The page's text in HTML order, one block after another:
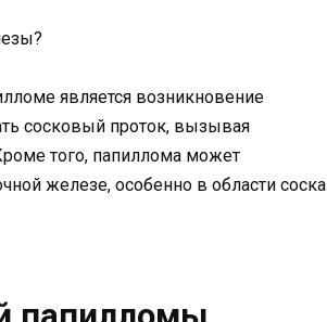
является возникновение
сосковый проток, вызывая
того, папиллома может
железе, особенно в области соска